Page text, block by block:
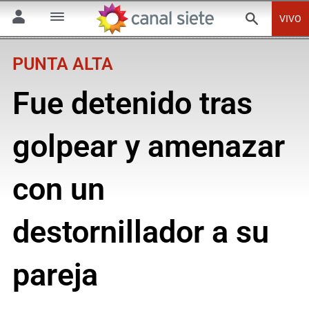
VIVO
PUNTA ALTA
Fue detenido tras
golpear y amenazar
con un
destornillador a su
pareja